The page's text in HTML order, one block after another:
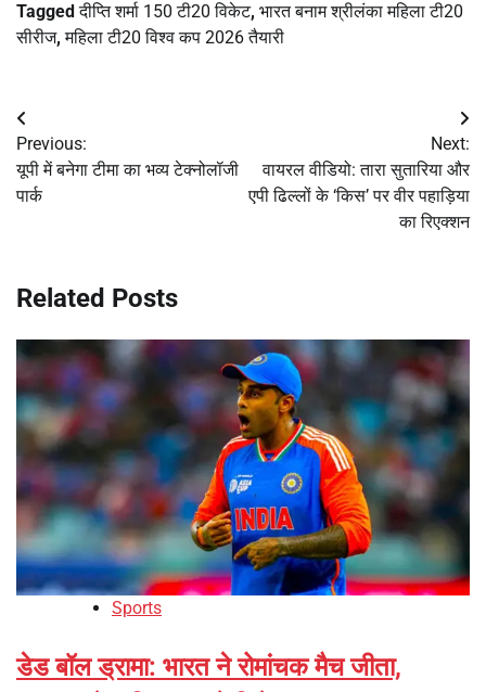
Taggedदीप्ति शर्मा 150 टी20 विकेट, भारत बनाम श्रीलंका महिला टी20
सीरीज,महिला टी20 विश्व कप 2026 तैयारी
Post
navigation
Previous:
यूपी में बनेगा टीमा का भव्य टेक्नोलॉजी
पार्क
Next:
वायरल वीडियो: तारा सुतारिया और
एपी ढिल्लों के ‘किस’ पर वीर पहाड़िया
का रिएक्शन
Related Posts
Sports
डेड बॉल ड्रामा: भारत ने रोमांचक मैच जीता,